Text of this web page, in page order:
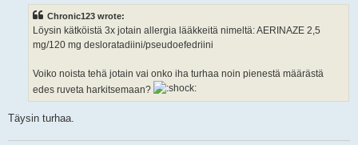
Chronic123 wrote:
Löysin kätköistä 3x jotain allergia lääkkeitä nimeltä: AERINAZE 2,5
mg/120 mg desloratadiini/pseudoefedriini
Voiko noista tehä jotain vai onko iha turhaa noin pienestä määrästä
edes ruveta harkitsemaan?
Täysin turhaa.